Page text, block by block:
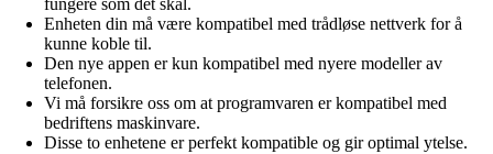
Enheten din må være kompatibel med trådløse nettverk for å
kunne koble til.
Den nye appen er kun kompatibel med nyere modeller av
telefonen.
Vi må forsikre oss om at programvaren er kompatibel med
bedriftens maskinvare.
Disse to enhetene er perfekt kompatible og gir optimal ytelse.